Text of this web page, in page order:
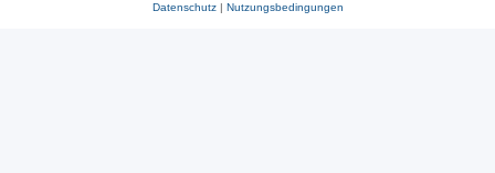
Datenschutz| Nutzungsbedingungen